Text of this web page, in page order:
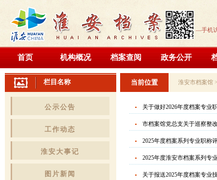
—手机
首页 机构概况 档案查阅 政务公开
栏目名称
公示公告
工作动态
淮安大事记
图片新闻
当前位置 淮安市档案馆
关于做好2026年度档案专业
市档案馆党总支关于巡察整
2025年度档案系列专业职称
2025年度淮安市档案系列专
关于报送2025年度档案专业